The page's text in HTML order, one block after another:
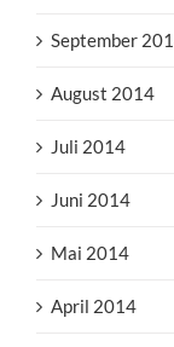
September
August 2014
Juli 2014
Juni 2014
Mai 2014
April 2014